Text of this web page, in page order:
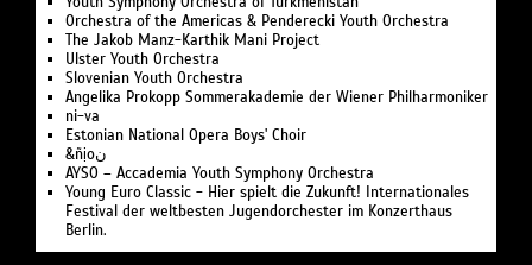
Or­ches­tra of the Ameri­cas & Pen­de­recki Youth Orchestra
The Jakob Manz-Karthik Mani Project
Ulster Youth Or­chestra
Slo­ve­ni­an Youth Orchestra
Angelika Pro­kopp Som­mer­akademie der Wiener Philharmoniker
ni-va
Estonian National Opera Boys' Choir
&ñịoن
AYSO – Accademia Youth Symphony Orchestra
Young Euro Classic - Hier spielt die Zukunft! Internationales
Festival der weltbesten Jugendorchester im Konzerthaus
Berlin.